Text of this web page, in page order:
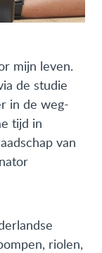
mijn leven.
de studie
in de weg-
tijd in
van
riolen,